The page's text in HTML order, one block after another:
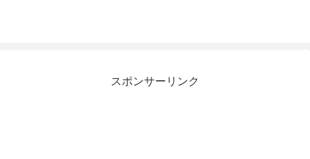
スポンサーリンク